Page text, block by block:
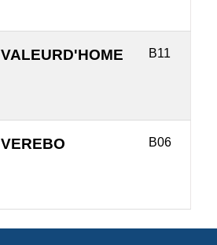
VALEURD'HOME B11
VEREBO B06